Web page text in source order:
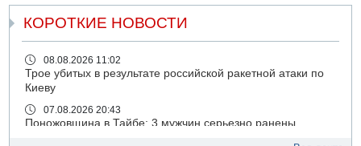
КОРОТКИЕ НОВОСТИ
08.08.2026 11:02
Трое убитых в результате российской ракетной атаки по
Киеву
07.08.2026 20:43
Поножовщина в Тайбе: 3 мужчин серьезно ранены